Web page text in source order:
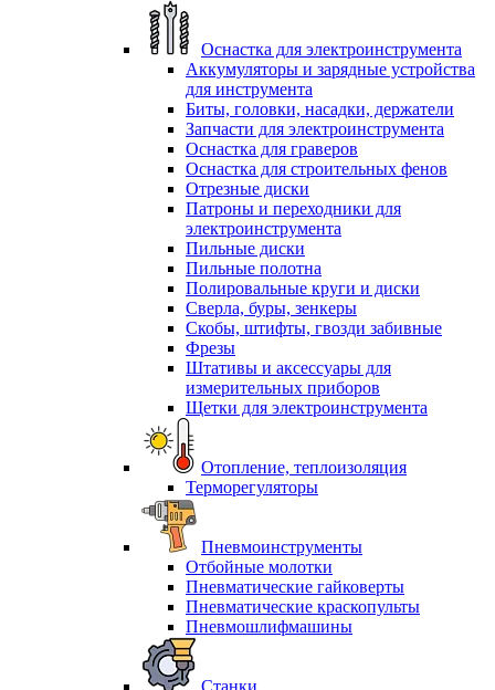
Оснастка для электроинструмента
Аккумуляторы и зарядные устройства
для инструмента
Биты, головки, насадки, держатели
Запчасти для электроинструмента
Оснастка для граверов
Оснастка для строительных фенов
Отрезные диски
Патроны и переходники для
электроинструмента
Пильные диски
Пильные полотна
Полировальные круги и диски
Сверла, буры, зенкеры
Скобы, штифты, гвозди забивные
Фрезы
Штативы и аксессуары для
измерительных приборов
Щетки для электроинструмента
Отопление, теплоизоляция
Терморегуляторы
Пневмоинструменты
Отбойные молотки
Пневматические гайковерты
Пневматические краскопульты
Пневмошлифмашины
Станки